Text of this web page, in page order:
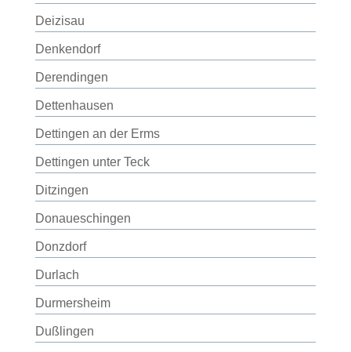
Deizisau
Denkendorf
Derendingen
Dettenhausen
Dettingen an der Erms
Dettingen unter Teck
Ditzingen
Donaueschingen
Donzdorf
Durlach
Durmersheim
Dußlingen